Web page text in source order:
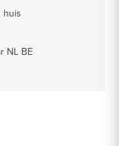
huis
NL BE